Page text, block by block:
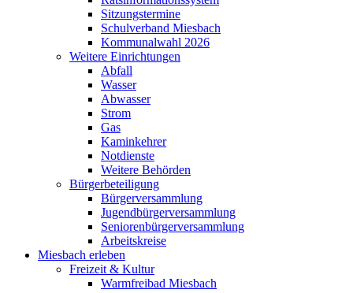
Sitzungstermine
Schulverband Miesbach
Kommunalwahl 2026
Weitere Einrichtungen
Abfall
Wasser
Abwasser
Strom
Gas
Kaminkehrer
Notdienste
Weitere Behörden
Bürgerbeteiligung
Bürgerversammlung
Jugendbürgerversammlung
Seniorenbürgerversammlung
Arbeitskreise
Miesbach erleben
Freizeit & Kultur
Warmfreibad Miesbach